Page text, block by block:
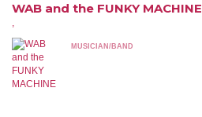
WAB and the FUNKY MACHINE
,
MUSICIAN/BAND